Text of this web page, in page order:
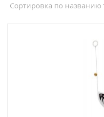
Сортировка по названию